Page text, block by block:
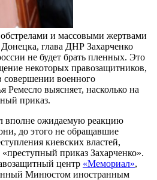
и массовыми жертвами
глава ДНР Захарченко
не будет брать пленных. Это
некоторых правозащитников,
совершении военного
выясняет, насколько на
приказ.
вполне ожидаемую реакцию
до этого не обращавшие
киевских властей,
«преступный приказ Захарченко».
центр «Мемориал»,
Минюстом иностранным